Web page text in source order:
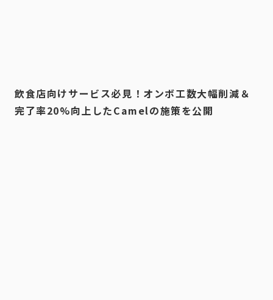
飲食店向けサービス必見！オンボ工数大幅削減＆
完了率20%向上したCamelの施策を公開